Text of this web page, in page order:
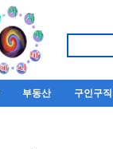
부동산 구인구직